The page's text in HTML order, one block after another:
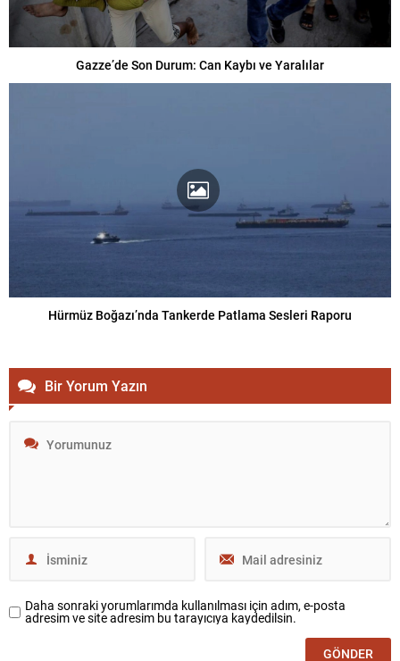
Gazze’de Son Durum: Can Kaybı ve Yaralılar
Hürmüz Boğazı’nda Tankerde Patlama Sesleri Raporu
Bir Yorum Yazın
Daha sonraki yorumlarımda kullanılması için adım, e-posta
adresim ve site adresim bu tarayıcıya kaydedilsin.